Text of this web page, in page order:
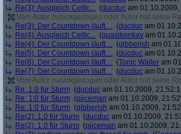
Re(3): Ausgleich Celtic... (ducduc am 01.10.2009,
Vom Autor zurückgezogen oder Autor hat seine
Re(3): Der Countdown läuft.... (ducduc am
Re(4): Ausgleich Celtic... (quasikonkav am
Re(4): Der Countdown läuft.... (gibberish am
Re(5): Der Countdown läuft.... (ducduc am
Re(6): Der Countdown läuft.... (Tonic Walter am
Re(7): Der Countdown läuft.... (ducduc am
Vom Autor zurückgezogen oder Autor hat seine
Re: 1:0 für Sturm (ducduc am 01.10.2009,
Re: 1:0 für Sturm (piiceman am 01.10.2009,
Re: 1:0 für Sturm (gibberish am 01.10.2009,
Re(2): 1:0 für Sturm (ducduc am 01.10.2009,
Re(2): 1:0 für Sturm (piiceman am 01.10.2009,